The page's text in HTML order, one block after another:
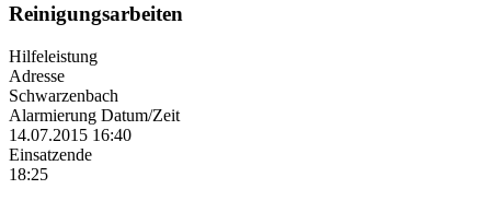
Reinigungsarbeiten
Hilfeleistung
Adresse
Schwarzenbach
Alarmierung Datum/Zeit
14.07.2015 16:40
Einsatzende
18:25